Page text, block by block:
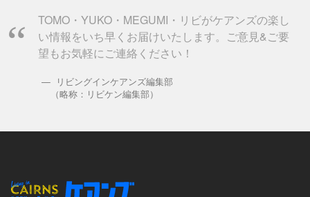
TOMO・YUKO・MEGUMI・リビがケアンズの楽し
い情報をいち早くお届けいたします。ご意見&ご要
望もお気軽にご連絡ください！
リビングインケアンズ編集部
（略称：リビケン編集部）